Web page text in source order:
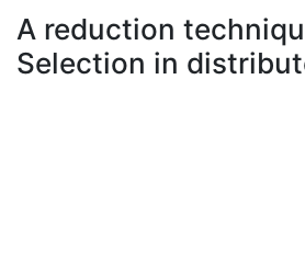
À propos
A reduction
Selection in